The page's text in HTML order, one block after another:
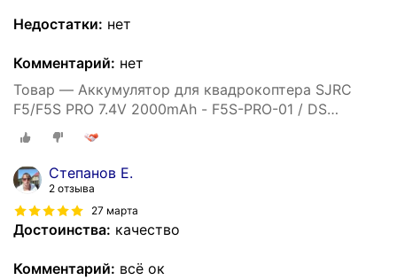
Недостатки: нет
Комментарий: нет
Товар — Аккумулятор для квадрокоптера SJRC
F5/F5S PRO 7.4V 2000mAh - F5S-PRO-01 / DS
903475-2S
Степанов Е.
2 отзыва
27 марта
Достоинства: качество
Комментарий: всё ок